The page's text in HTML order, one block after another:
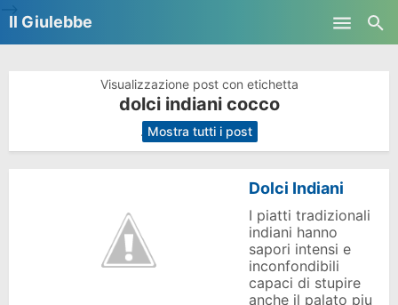
Il Giulebbe
Visualizzazione post con etichetta
dolci indiani cocco
. Mostra tutti i post
Dolci Indiani
I piatti tradizionali
indiani hanno
sapori intensi e
inconfondibili
capaci di stupire
anche il palato piu